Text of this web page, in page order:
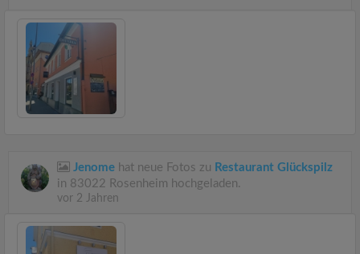
Jenome hat neue Fotos zu Restaurant Glückspilz
in 83022 Rosenheim hochgeladen.
vor 2 Jahren